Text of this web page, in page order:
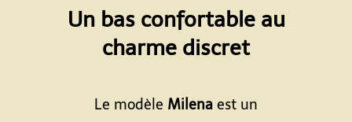
Un bas confortable au
charme discret
Le modèle Milena est un